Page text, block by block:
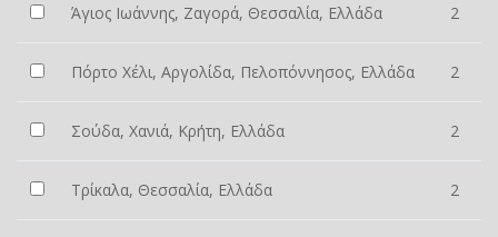
Άγιος Ιωάννης, Ζαγορά, Θεσσαλία, Ελλάδα 2
Πόρτο Χέλι, Αργολίδα, Πελοπόννησος, Ελλάδα 2
Σούδα, Χανιά, Κρήτη, Ελλάδα 2
Τρίκαλα, Θεσσαλία, Ελλάδα 2